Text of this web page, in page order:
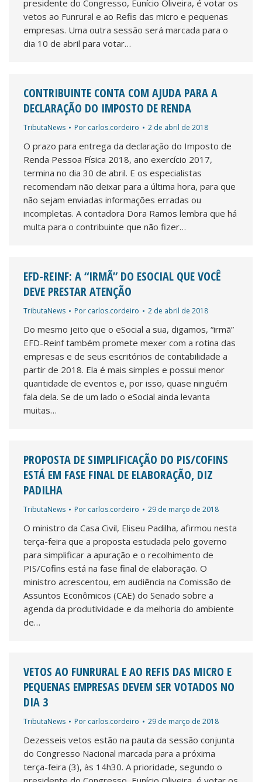
presidente do Congresso, Eunício Oliveira, é votar os
vetos ao Funrural e ao Refis das micro e pequenas
empresas. Uma outra sessão será marcada para o
dia 10 de abril para votar…
CONTRIBUINTE CONTA COM AJUDA PARA A
DECLARAÇÃO DO IMPOSTO DE RENDA
TributaNews Por carlos.cordeiro 2 de abril de 2018
O prazo para entrega da declaração do Imposto de
Renda Pessoa Física 2018, ano exercício 2017,
termina no dia 30 de abril. E os especialistas
recomendam não deixar para a última hora, para que
não sejam enviadas informações erradas ou
incompletas. A contadora Dora Ramos lembra que há
multa para o contribuinte que não fizer…
EFD-REINF: A “IRMÃ” DO ESOCIAL QUE VOCÊ
DEVE PRESTAR ATENÇÃO
TributaNews Por carlos.cordeiro 2 de abril de 2018
Do mesmo jeito que o eSocial a sua, digamos, “irmã”
EFD-Reinf também promete mexer com a rotina das
empresas e de seus escritórios de contabilidade a
partir de 2018. Ela é mais simples e possui menor
quantidade de eventos e, por isso, quase ninguém
fala dela. Se de um lado o eSocial ainda levanta
muitas…
PROPOSTA DE SIMPLIFICAÇÃO DO PIS/COFINS
ESTÁ EM FASE FINAL DE ELABORAÇÃO, DIZ
PADILHA
TributaNews Por carlos.cordeiro 29 de março de 2018
O ministro da Casa Civil, Eliseu Padilha, afirmou nesta
terça-feira que a proposta estudada pelo governo
para simplificar a apuração e o recolhimento de
PIS/Cofins está na fase final de elaboração. O
ministro acrescentou, em audiência na Comissão de
Assuntos Econômicos (CAE) do Senado sobre a
agenda da produtividade e da melhoria do ambiente
de…
VETOS AO FUNRURAL E AO REFIS DAS MICRO E
PEQUENAS EMPRESAS DEVEM SER VOTADOS NO
DIA 3
TributaNews Por carlos.cordeiro 29 de março de 2018
Dezesseis vetos estão na pauta da sessão conjunta
do Congresso Nacional marcada para a próxima
terça-feira (3), às 14h30. A prioridade, segundo o